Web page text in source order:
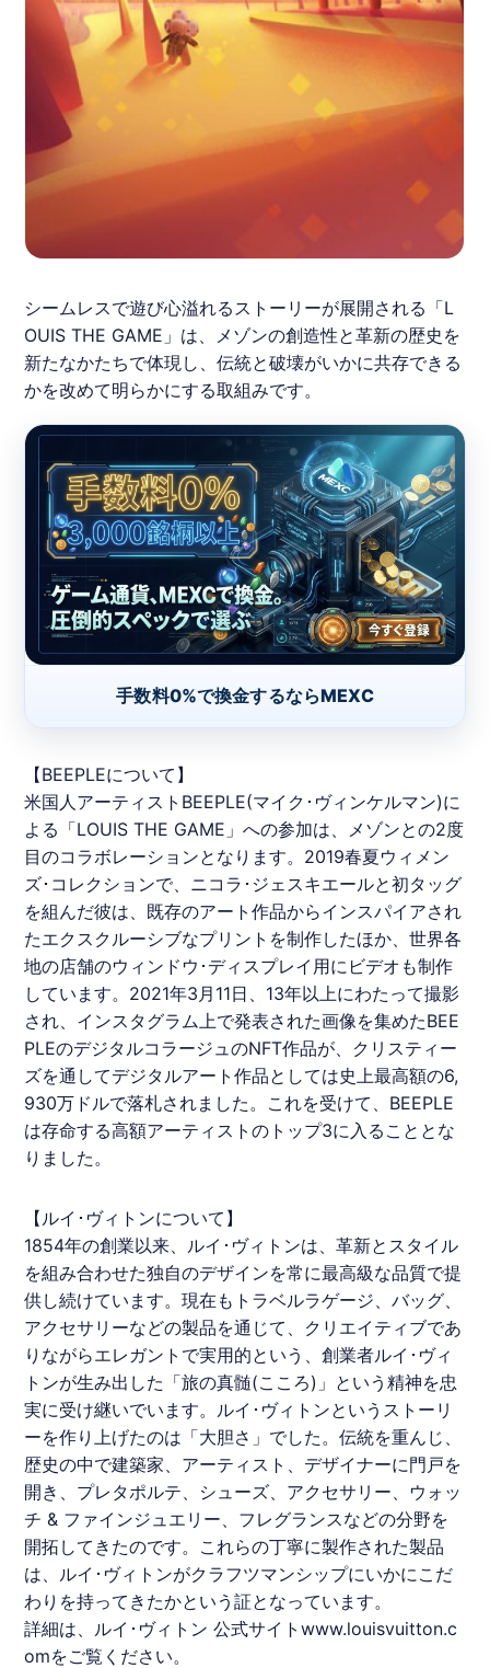
シームレスで遊び心溢れるストーリーが展開される「L
OUIS THE GAME」は、メゾンの創造性と革新の歴史を
新たなかたちで体現し、伝統と破壊がいかに共存できる
かを改めて明らかにする取組みです。
手数料0%で換金するならMEXC
【BEEPLEについて】
米国人アーティストBEEPLE(マイク･ヴィンケルマン)に
よる「LOUIS THE GAME」への参加は、メゾンとの2度
目のコラボレーションとなります。2019春夏ウィメン
ズ･コレクションで、ニコラ･ジェスキエールと初タッグ
を組んだ彼は、既存のアート作品からインスパイアされ
たエクスクルーシブなプリントを制作したほか、世界各
地の店舗のウィンドウ･ディスプレイ用にビデオも制作
しています。2021年3月11日、13年以上にわたって撮影
され、インスタグラム上で発表された画像を集めたBEE
PLEのデジタルコラージュのNFT作品が、クリスティー
ズを通してデジタルアート作品としては史上最高額の6,
930万ドルで落札されました。これを受けて、BEEPLE
は存命する高額アーティストのトップ3に入ることとな
りました。
【 ルイ･ヴィトンについて】
1854年の創業以来、 ルイ･ヴィトンは、革新とスタイル
を組み合わせた独自のデザインを常に最高級な品質で提
供し続けています。現在もトラベルラゲージ、バッグ、
アクセサリーなどの製品を通じて、クリエイティブであ
りながらエレガントで実用的という、創業者ルイ･ヴィ
トンが生み出した「旅の真髄(こころ)」という精神を忠
実に受け継いでいます。 ルイ･ヴィトンというストーリ
ーを作り上げたのは「大胆さ」でした。伝統を重んじ、
歴史の中で建築家、アーティスト、デザイナーに門戸を
開き、プレタポルテ、シューズ、アクセサリー、ウォッ
チ & ファインジュエリー、フレグランスなどの分野を
開拓してきたのです。これらの丁寧に製作された製品
は、 ルイ･ヴィトンがクラフツマンシップにいかにこだ
わりを持ってきたかという証となっています。
詳細は、 ルイ･ヴィトン 公式サイトwww.louisvuitton.c
omをご覧ください。